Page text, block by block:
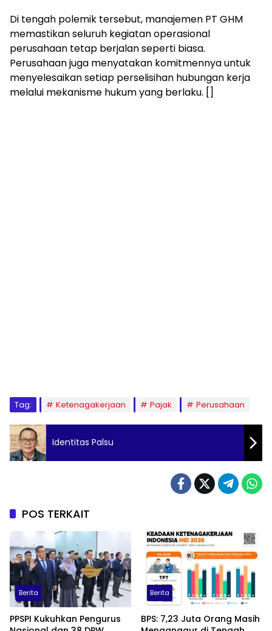
Di tengah polemik tersebut, manajemen PT GHM
memastikan seluruh kegiatan operasional
perusahaan tetap berjalan seperti biasa.
Perusahaan juga menyatakan komitmennya untuk
menyelesaikan setiap perselisihan hubungan kerja
melalui mekanisme hukum yang berlaku. []
Tag: Ketenagakerjaan Pajak Perusahaan
Identitas Palsu
POS TERKAIT
Berita
PPSPI Kukuhkan Pengurus
Berita
BPS: 7,23 Juta Orang Masih